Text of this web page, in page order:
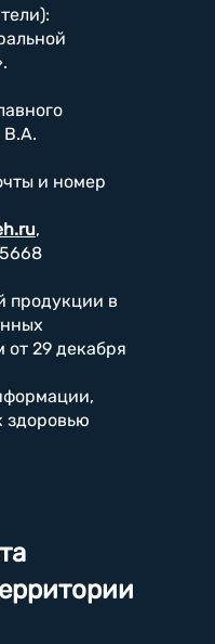
В.А.
и номер
,
продукции в
29 декабря
здоровью